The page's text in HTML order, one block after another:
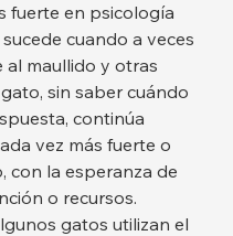
fuerte en psicología
cuando a veces
al maullido y otras
sin saber cuándo
continúa
vez más fuerte o
con la esperanza de
o recursos.
gatos utilizan el